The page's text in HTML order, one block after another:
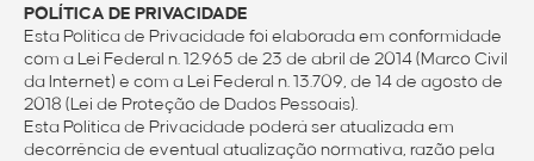
POLÍTICA DE PRIVACIDADE
Esta Política de Privacidade foi elaborada em conformidade
com a Lei Federal n. 12.965 de 23 de abril de 2014 (Marco Civil
da Internet) e com a Lei Federal n. 13.709, de 14 de agosto de
2018 (Lei de Proteção de Dados Pessoais).
Esta Política de Privacidade poderá ser atualizada em
decorrência de eventual atualização normativa, razão pela